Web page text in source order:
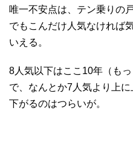
唯一不安点は、テン乗りの戸
でもこんだけ人気なければ
いえる。
8人気以下はここ10年（も
で、なんとか7人気より上
下がるのはつらいが。